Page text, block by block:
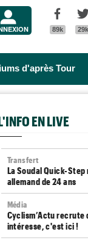
89k 29k
d'après Tour
EN LIVE
Transfert
La Soudal Quick-
allemand de 24 ans
Média
Cyclism’Actu
intéresse, c'est ici !